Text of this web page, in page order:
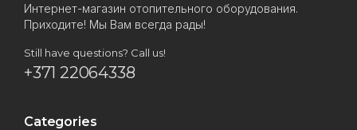
Интернет-магазин отопительного оборудования.
Приходите! Мы Вам всегда рады!
Still have questions? Call us!
+371 22064338
Categories